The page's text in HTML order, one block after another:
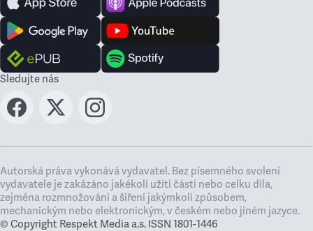
Sledujte nás
Autorská práva vykonává vydavatel. Bez písemného svolení
vydavatele je zakázáno jakékoli užití částí nebo celku díla,
zejména rozmnožování a šíření jakýmkoli způsobem,
mechanickým nebo elektronickým, v českém nebo jiném jazyce.
© Copyright Respekt Media a.s. ISSN 1801-1446